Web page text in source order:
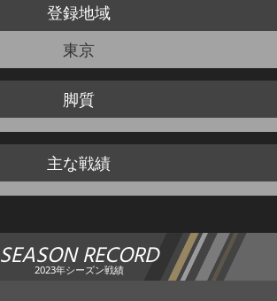
登録地域
東京
脚質
主な戦績
SEASON RECORD
2023年シーズン戦績